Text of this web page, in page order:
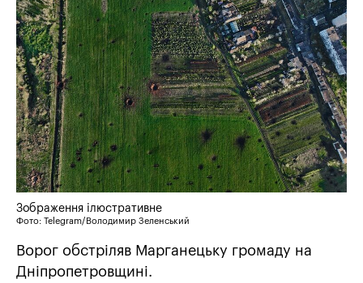
Зображення ілюстративне
Фото: Telegram/Володимир Зеленський
Ворог обстріляв Марганецьку громаду на
Дніпропетровщині.